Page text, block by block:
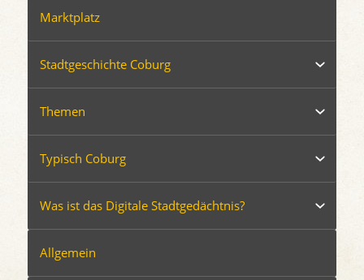
Marktplatz
Stadtgeschichte Coburg
Themen
Typisch Coburg
Was ist das Digitale Stadtgedächtnis?
Allgemein